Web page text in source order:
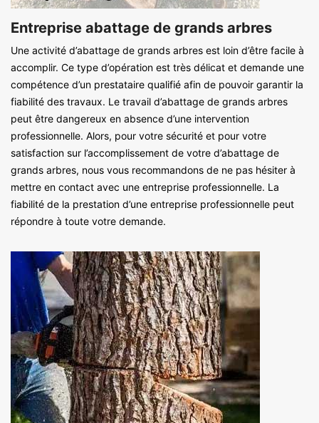
Entreprise abattage de grands arbres
Une activité d’abattage de grands arbres est loin d’être facile à
accomplir. Ce type d’opération est très délicat et demande une
compétence d’un prestataire qualifié afin de pouvoir garantir la
fiabilité des travaux. Le travail d’abattage de grands arbres
peut être dangereux en absence d’une intervention
professionnelle. Alors, pour votre sécurité et pour votre
satisfaction sur l’accomplissement de votre d’abattage de
grands arbres, nous vous recommandons de ne pas hésiter à
mettre en contact avec une entreprise professionnelle. La
fiabilité de la prestation d’une entreprise professionnelle peut
répondre à toute votre demande.